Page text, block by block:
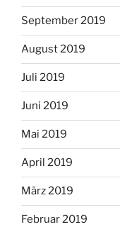
September 2019
August 2019
Juli 2019
Juni 2019
Mai 2019
April 2019
März 2019
Februar 2019